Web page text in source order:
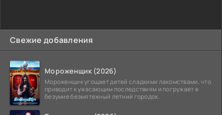
Свежие добавления
Мороженщик (2026)
Мороженщик угощает детей сладкими лакомствами, что
приводит к ужасающим последствиям и погружает в
безумие безмятежный летний городок.